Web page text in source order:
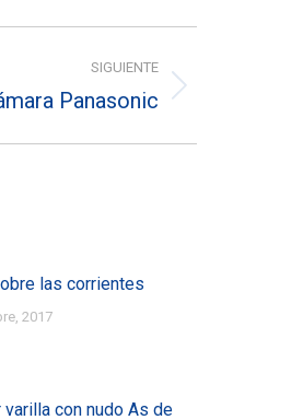
SIGUIENTE
Panasonic
las corrientes
2017
varilla con nudo As de